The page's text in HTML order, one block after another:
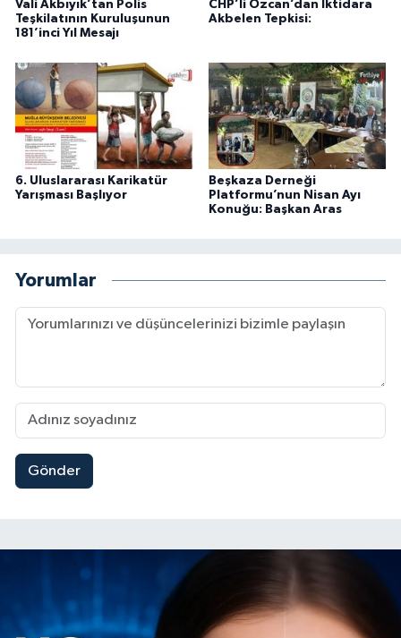
Vali Akbıyık’tan Polis
Teşkilatının Kuruluşunun
181’inci Yıl Mesajı
CHP’li Özcan’dan İktidara
Akbelen Tepkisi:
6. Uluslararası Karikatür
Yarışması Başlıyor
Beşkaza Derneği
Platformu’nun Nisan Ayı
Konuğu: Başkan Aras
Yorumlar
Gönder